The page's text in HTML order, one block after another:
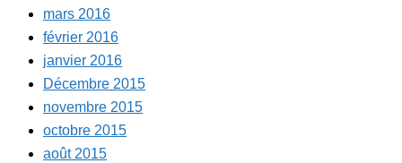
mars 2016
février 2016
janvier 2016
Décembre 2015
novembre 2015
octobre 2015
août 2015